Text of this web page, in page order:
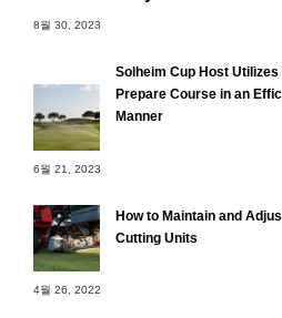
8월 30, 2023
Solheim Cup Host
Prepare Course in an
Manner
6월 21, 2023
How to Maintain and
Cutting Units
4월 26, 2022